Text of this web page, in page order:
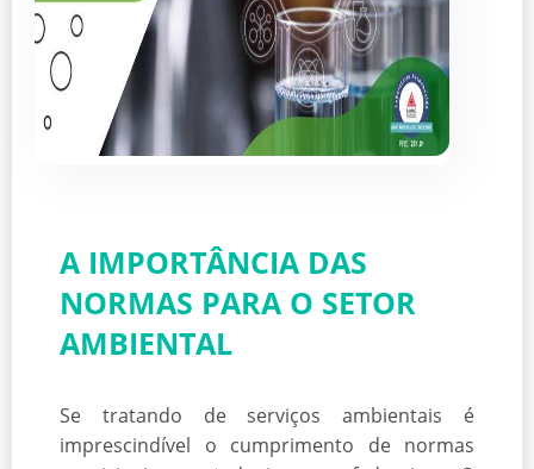
A IMPORTÂNCIA DAS
NORMAS PARA O SETOR
AMBIENTAL
Se tratando de serviços ambientais é
imprescindível o cumprimento de normas